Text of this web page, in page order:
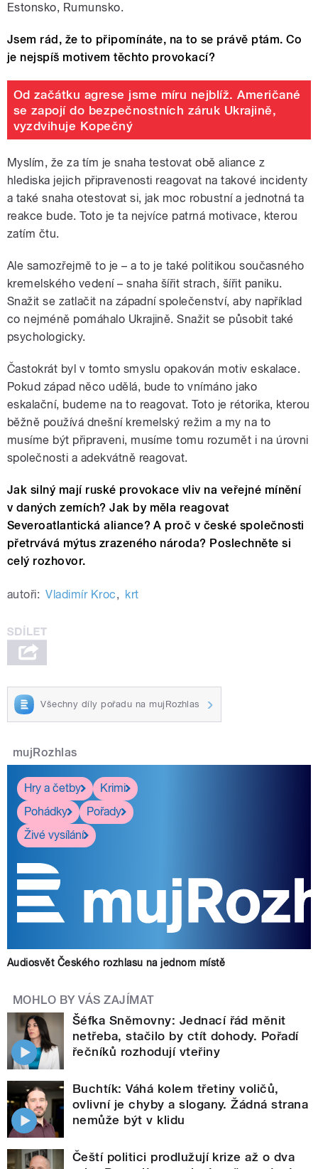
Estonsko, Rumunsko.
Jsem rád, že to připomínáte, na to se právě ptám. Co
je nejspíš motivem těchto provokací?
Od začátku agrese jsme míru nejblíž. Američané
se zapojí do bezpečnostních záruk Ukrajině,
vyzdvihuje Kopečný
Myslím, že za tím je snaha testovat obě aliance z
hlediska jejich připravenosti reagovat na takové incidenty
a také snaha otestovat si, jak moc robustní a jednotná ta
reakce bude. Toto je ta nejvíce patrná motivace, kterou
zatím čtu.
Ale samozřejmě to je – a to je také politikou současného
kremelského vedení – snaha šířit strach, šířit paniku.
Snažit se zatlačit na západní společenství, aby například
co nejméně pomáhalo Ukrajině. Snažit se působit také
psychologicky.
Častokrát byl v tomto smyslu opakován motiv eskalace.
Pokud západ něco udělá, bude to vnímáno jako
eskalační, budeme na to reagovat. Toto je rétorika, kterou
běžně používá dnešní kremelský režim a my na to
musíme být připraveni, musíme tomu rozumět i na úrovni
společnosti a adekvátně reagovat.
Jak silný mají ruské provokace vliv na veřejné mínění
v daných zemích? Jak by měla reagovat
Severoatlantická aliance? A proč v české společnosti
přetrvává mýtus zrazeného národa? Poslechněte si
celý rozhovor.
autoři: Vladimír Kroc, krt
Všechny díly pořadu na mujRozhlas
mujRozhlas
Hry a četby
Krimi
Pohádky
Pořady
Živé vysílání
Audiosvět Českého rozhlasu na jednom místě
MOHLO BY VÁS ZAJÍMAT
Šéfka Sněmovny: Jednací řád měnit
netřeba, stačilo by ctít dohody. Pořadí
řečníků rozhodují vteřiny
Buchtík: Váhá kolem třetiny voličů,
ovlivní je chyby a slogany. Žádná strana
nemůže být v klidu
Čeští politici prodlužují krize až o dva